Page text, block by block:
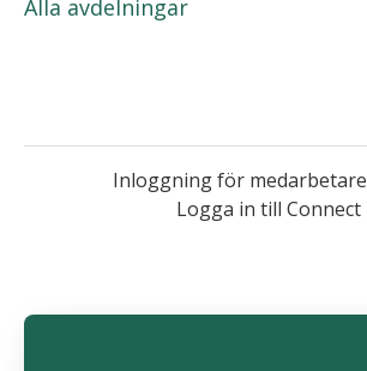
Alla avdelningar
Inloggning för medarbetare
Logga in till Connect